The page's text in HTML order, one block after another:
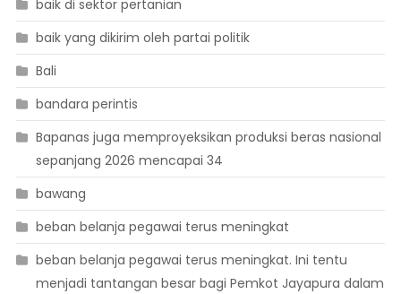
baik di sektor pertanian
baik yang dikirim oleh partai politik
Bali
bandara perintis
Bapanas juga memproyeksikan produksi beras nasional
sepanjang 2026 mencapai 34
bawang
beban belanja pegawai terus meningkat
beban belanja pegawai terus meningkat. Ini tentu
menjadi tantangan besar bagi Pemkot Jayapura dalam